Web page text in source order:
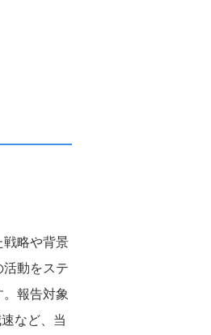
イティ
DE&I）
戦略や背景
動をステ
報告対象
など、当